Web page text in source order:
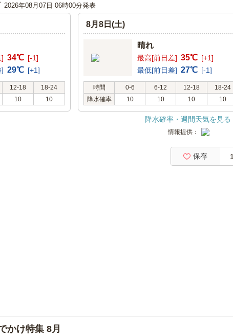
2026年08月07日 06時00分発表
34℃ [-1]
29℃ [+1]
12-18
18-24
10 10
8月8日(土)
晴れ
最高[前日差] 35℃ [+1]
最低[前日差] 27℃ [-1]
時間 0-6 6-12 12-18
18-24
降水確率
10 10 10 10
降水確率・週間天気を見る
情報提供：
保存 1
かけ特集 8月